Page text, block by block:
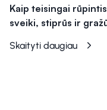
Kaip teisingai
sveiki, stiprūs ir
Skaityti daugiau